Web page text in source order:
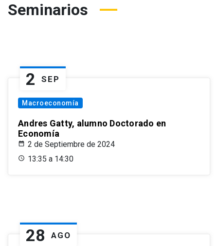
Seminarios
2 SEP
Macroeconomía
Andres Gatty, alumno Doctorado en
Economía
2 de Septiembre de 2024
13:35 a 14:30
28 AGO